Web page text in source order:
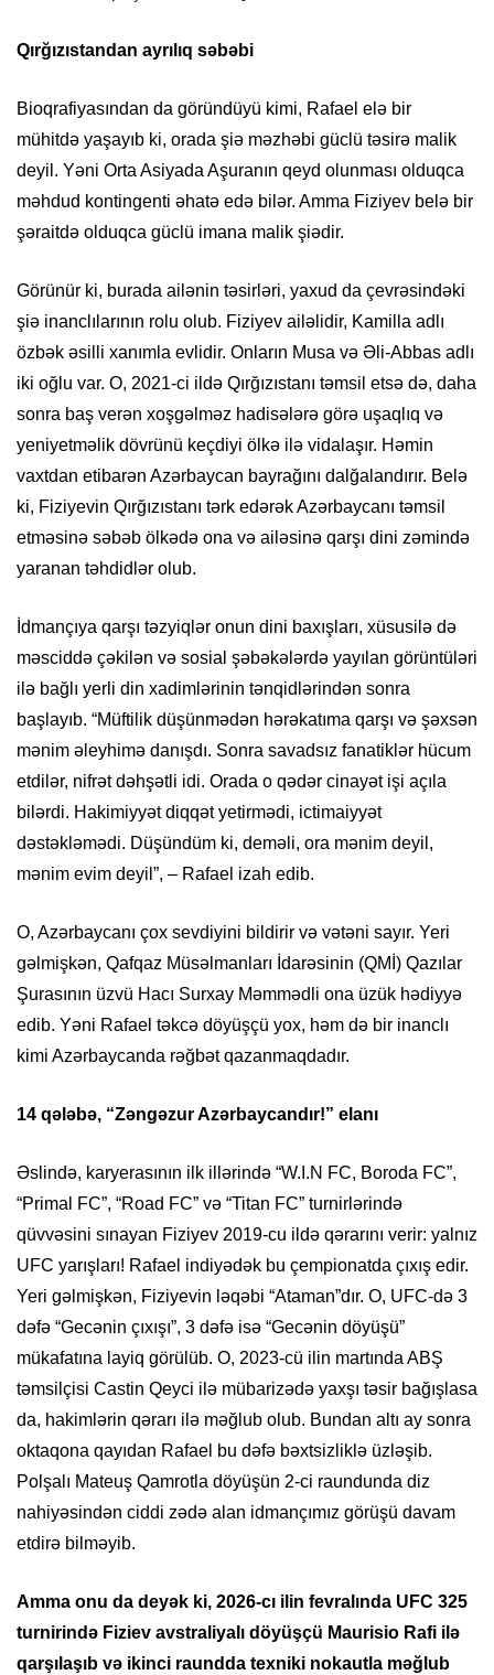
Qırğızıstandan ayrılıq səbəbi
Bioqrafiyasından da göründüyü kimi, Rafael elə bir
mühitdə yaşayıb ki, orada şiə məzhəbi güclü təsirə malik
deyil. Yəni Orta Asiyada Aşuranın qeyd olunması olduqca
məhdud kontingenti əhatə edə bilər. Amma Fiziyev belə bir
şəraitdə olduqca güclü imana malik şiədir.
Görünür ki, burada ailənin təsirləri, yaxud da çevrəsindəki
şiə inanclılarının rolu olub. Fiziyev ailəlidir, Kamilla adlı
özbək əsilli xanımla evlidir. Onların Musa və Əli-Abbas adlı
iki oğlu var. O, 2021-ci ildə Qırğızıstanı təmsil etsə də, daha
sonra baş verən xoşgəlməz hadisələrə görə uşaqlıq və
yeniyetməlik dövrünü keçdiyi ölkə ilə vidalaşır. Həmin
vaxtdan etibarən Azərbaycan bayrağını dalğalandırır. Belə
ki, Fiziyevin Qırğızıstanı tərk edərək Azərbaycanı təmsil
etməsinə səbəb ölkədə ona və ailəsinə qarşı dini zəmində
yaranan təhdidlər olub.
İdmançıya qarşı təzyiqlər onun dini baxışları, xüsusilə də
məsciddə çəkilən və sosial şəbəkələrdə yayılan görüntüləri
ilə bağlı yerli din xadimlərinin tənqidlərindən sonra
başlayıb. “Müftilik düşünmədən hərəkatıma qarşı və şəxsən
mənim əleyhimə danışdı. Sonra savadsız fanatiklər hücum
etdilər, nifrət dəhşətli idi. Orada o qədər cinayət işi açıla
bilərdi. Hakimiyyət diqqət yetirmədi, ictimaiyyət
dəstəkləmədi. Düşündüm ki, deməli, ora mənim deyil,
mənim evim deyil”, – Rafael izah edib.
O, Azərbaycanı çox sevdiyini bildirir və vətəni sayır. Yeri
gəlmişkən, Qafqaz Müsəlmanları İdarəsinin (QMİ) Qazılar
Şurasının üzvü Hacı Surxay Məmmədli ona üzük hədiyyə
edib. Yəni Rafael təkcə döyüşçü yox, həm də bir inanclı
kimi Azərbaycanda rəğbət qazanmaqdadır.
14 qələbə, “Zəngəzur Azərbaycandır!” elanı
Əslində, karyerasının ilk illərində “W.I.N FC, Boroda FC”,
“Primal FC”, “Road FC” və “Titan FC” turnirlərində
qüvvəsini sınayan Fiziyev 2019-cu ildə qərarını verir: yalnız
UFC yarışları! Rafael indiyədək bu çempionatda çıxış edir.
Yeri gəlmişkən, Fiziyevin ləqəbi “Ataman”dır. O, UFC-də 3
dəfə “Gecənin çıxışı”, 3 dəfə isə “Gecənin döyüşü”
mükafatına layiq görülüb. O, 2023-cü ilin martında ABŞ
təmsilçisi Castin Qeyci ilə mübarizədə yaxşı təsir bağışlasa
da, hakimlərin qərarı ilə məğlub olub. Bundan altı ay sonra
oktaqona qayıdan Rafael bu dəfə bəxtsizliklə üzləşib.
Polşalı Mateuş Qamrotla döyüşün 2-ci raundunda diz
nahiyəsindən ciddi zədə alan idmançımız görüşü davam
etdirə bilməyib.
Amma onu da deyək ki, 2026-cı ilin fevralında UFC 325
turnirində Fiziev avstraliyalı döyüşçü Maurisio Rafi ilə
qarşılaşıb və ikinci raundda texniki nokautla məğlub